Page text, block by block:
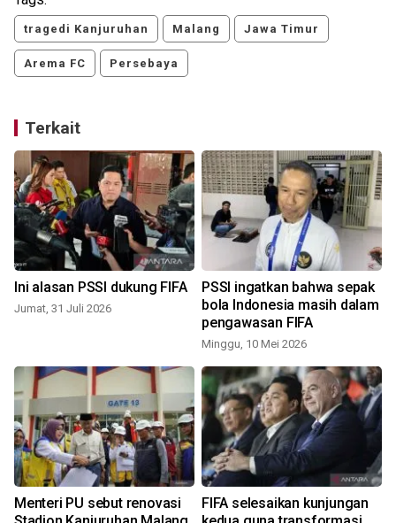
tragedi Kanjuruhan Malang Jawa Timur
Arema FC Persebaya
Terkait
Ini alasan PSSI dukung FIFA
Jumat, 31 Juli 2026
PSSI ingatkan bahwa sepak
bola Indonesia masih dalam
pengawasan FIFA
Minggu, 10 Mei 2026
Menteri PU sebut renovasi
FIFA selesaikan kunjungan